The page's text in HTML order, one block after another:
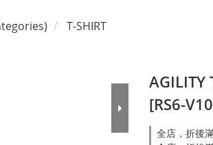
T-SHIRT
AGILITY
[RS6-
全店，折後